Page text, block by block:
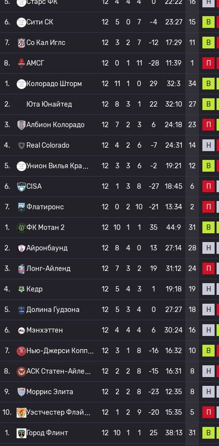
5. Старс ФК 12 4 4 4 0 22:22 16
6. Сити СК 12 5 0 7 -4 23:27 15 В
7. Со Кал Иглс 12 3 2 7 -12 17:29 11 В
8. АМСГ 12 0 1 11 -28 11:39 1 П
1. Колорадо Шторм 12 11 1 0 29 32:3 34 В
2. Юта Юнайтед 12 8 3 1 22 32:10 27 В
3. Албион Колорадо 12 7 2 3 6 24:18 23 П
4. Real Colorado 12 4 2 6 -7 24:31 14 Н
5. Унион Вилья Кра 12 3 3 6 -2 19:21 12 В
6. CISA 12 1 3 8 -27 18:45 6 П
7. Флатиронс 12 0 2 10 -21 13:34 2 П
1. ФК Мотан 2 12 10 1 1 35 44:9 31 В
2. Айронбаунд 12 8 4 0 13 27:14 28 Н
3. Лонг-Айленд 12 7 3 2 19 31:12 24 П
4. Кедр 12 5 4 3 1 19:18 19 Н
5. Долина Гудзона 12 5 3 4 0 27:27 18 Н
6. Мэнхэттен 12 4 4 4 6 30:24 16 Н
7. Нью-Джерси Копп 12 3 1 8 -16 16:32 10 В
8. АСК Статен-Айле 12 2 2 8 -15 16:31 8 Н
9. Моррис Элита 12 2 2 8 -23 12:35 8 Н
10. Уэстчестер Флэй 12 1 2 9 -20 15:35 5 П
1. Город Флинт 12 10 1 1 25 38:13 31 В